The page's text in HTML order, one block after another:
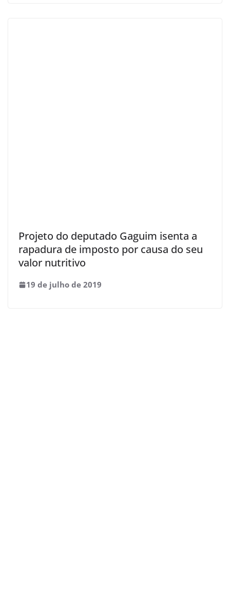
Projeto do deputado Gaguim isenta a
rapadura de imposto por causa do seu
valor nutritivo
19 de julho de 2019